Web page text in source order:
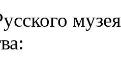
музея